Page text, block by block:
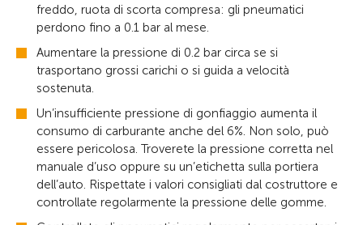
freddo, ruota di scorta compresa: gli pneumatici
perdono fino a 0.1 bar al mese.
Aumentare la pressione di 0.2 bar circa se si
trasportano grossi carichi o si guida a velocità
sostenuta.
Un’insufficiente pressione di gonfiaggio aumenta il
consumo di carburante anche del 6%. Non solo, può
essere pericolosa. Troverete la pressione corretta nel
manuale d’uso oppure su un’etichetta sulla portiera
dell’auto. Rispettate i valori consigliati dal costruttore e
controllate regolarmente la pressione delle gomme.